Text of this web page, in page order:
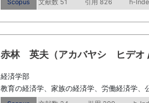
Scopus 文献数 51 引用 826 h-
赤林 英夫（アカバヤシ ヒデオ
経済学部
教育の経済学、家族の経済学、労働経済学、